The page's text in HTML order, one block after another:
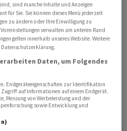
die Schweiz endlich die
lockern. Diese Forderung
mit viel
forderte der Grüne
Die Schweiz müsse endlich
russische Gelder sowie
Das Geld müsse für den
eingesetzt werden. Mitte-
sind manche Inhalte und Anzeigen
für Sie. Sie können dieses Menü jederzeit
zu ändern oder Ihre Einwilligung zu
verwalten am unteren Rand
gelten innerhalb unseres Website. Weitere
Daten, um Folgendes
Endgeräteeigenschaften zur Identifikation
auf Informationen auf einem Endgerät.
Messung von Werbeleistung und der
sowie Entwicklung und